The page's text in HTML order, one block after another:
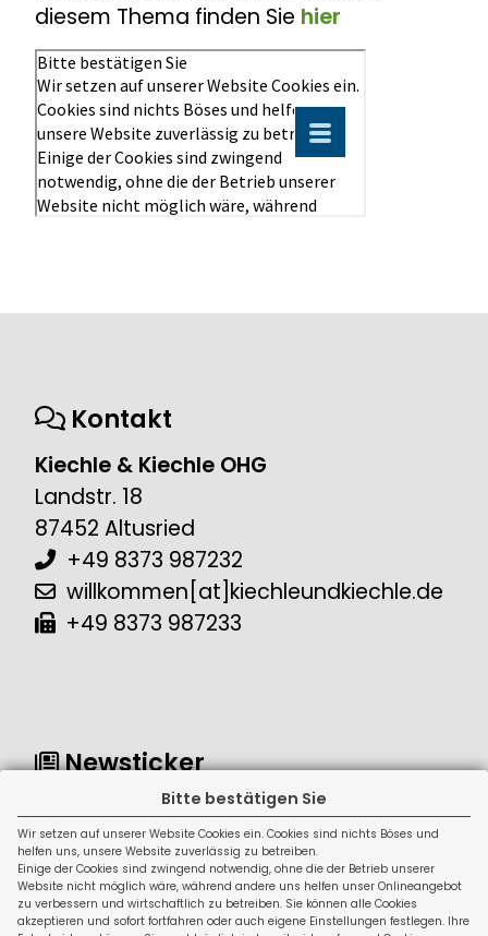
Bitte bestätigen Sie
Wir setzen auf unserer Website Cookies ein. Cookies sind nichts Böses und
helfen uns, unsere Website zuverlässig zu betreiben.
Einige der Cookies sind zwingend notwendig, ohne die der Betrieb unserer
Website nicht möglich wäre, während andere uns helfen unser Onlineangebot
zu verbessern und wirtschaftlich zu betreiben. Sie können alle Cookies
akzeptieren und sofort fortfahren oder auch eigene Einstellungen festlegen. Ihre
diesem Thema finden Sie hier
Kontakt
Kiechle & Kiechle OHG
Landstr. 18
87452 Altusried
+49 8373 987232
willkommen[at]kiechleundkiechle.de
+49 8373 987233
Newsticker
Rechtliches